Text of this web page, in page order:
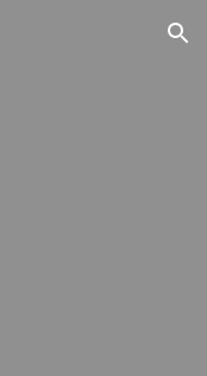
Skip to navigation